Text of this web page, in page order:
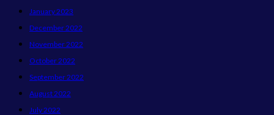
January 2023
December 2022
November 2022
October 2022
September 2022
August 2022
July 2022